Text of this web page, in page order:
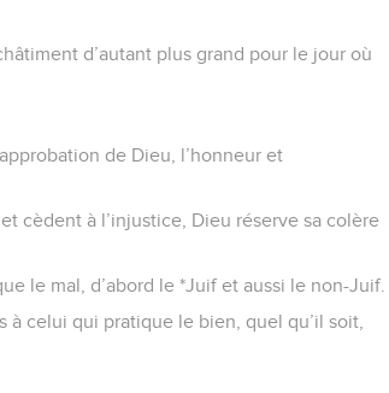
d’autant plus grand pour le jour où
de Dieu, l’honneur et
cèdent à l’injustice, Dieu réserve sa colère
le mal, d’abord le *Juif et aussi le non-Juif.
à celui qui pratique le bien, quel qu’il soit,